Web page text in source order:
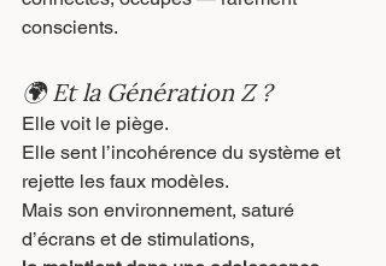
conscients.
🌍 Et la Génération Z ?
Elle voit le piège.
Elle sent l’incohérence du système et
rejette les faux modèles.
Mais son environnement, saturé
d’écrans et de stimulations,